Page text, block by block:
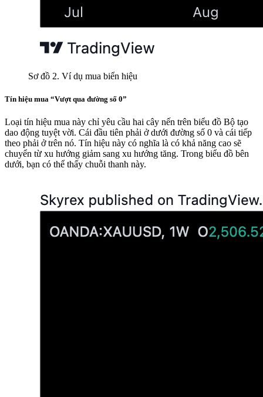
Sơ đồ 2. Ví dụ mua biển hiệu
Tín hiệu mua “Vượt qua đường số 0”
Loại tín hiệu mua này chỉ yêu cầu hai cây nến trên biểu đồ Bộ tạo
dao động tuyệt vời. Cái đầu tiên phải ở dưới đường số 0 và cái tiếp
theo phải ở trên nó. Tín hiệu này có nghĩa là có khả năng cao sẽ
chuyển từ xu hướng giảm sang xu hướng tăng. Trong biểu đồ bên
dưới, bạn có thể thấy chuỗi thanh này.